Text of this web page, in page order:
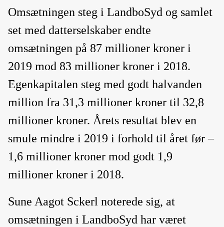
Omsætningen steg i LandboSyd og samlet
set med datterselskaber endte
omsætningen på 87 millioner kroner i
2019 mod 83 millioner kroner i 2018.
Egenkapitalen steg med godt halvanden
million fra 31,3 millioner kroner til 32,8
millioner kroner. Årets resultat blev en
smule mindre i 2019 i forhold til året før –
1,6 millioner kroner mod godt 1,9
millioner kroner i 2018.
Sune Aagot Sckerl noterede sig, at
omsætningen i LandboSyd har været